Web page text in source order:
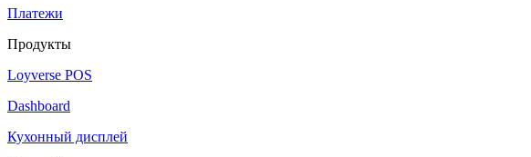
Платежи
Продукты
Loyverse POS
Dashboard
Кухонный дисплей